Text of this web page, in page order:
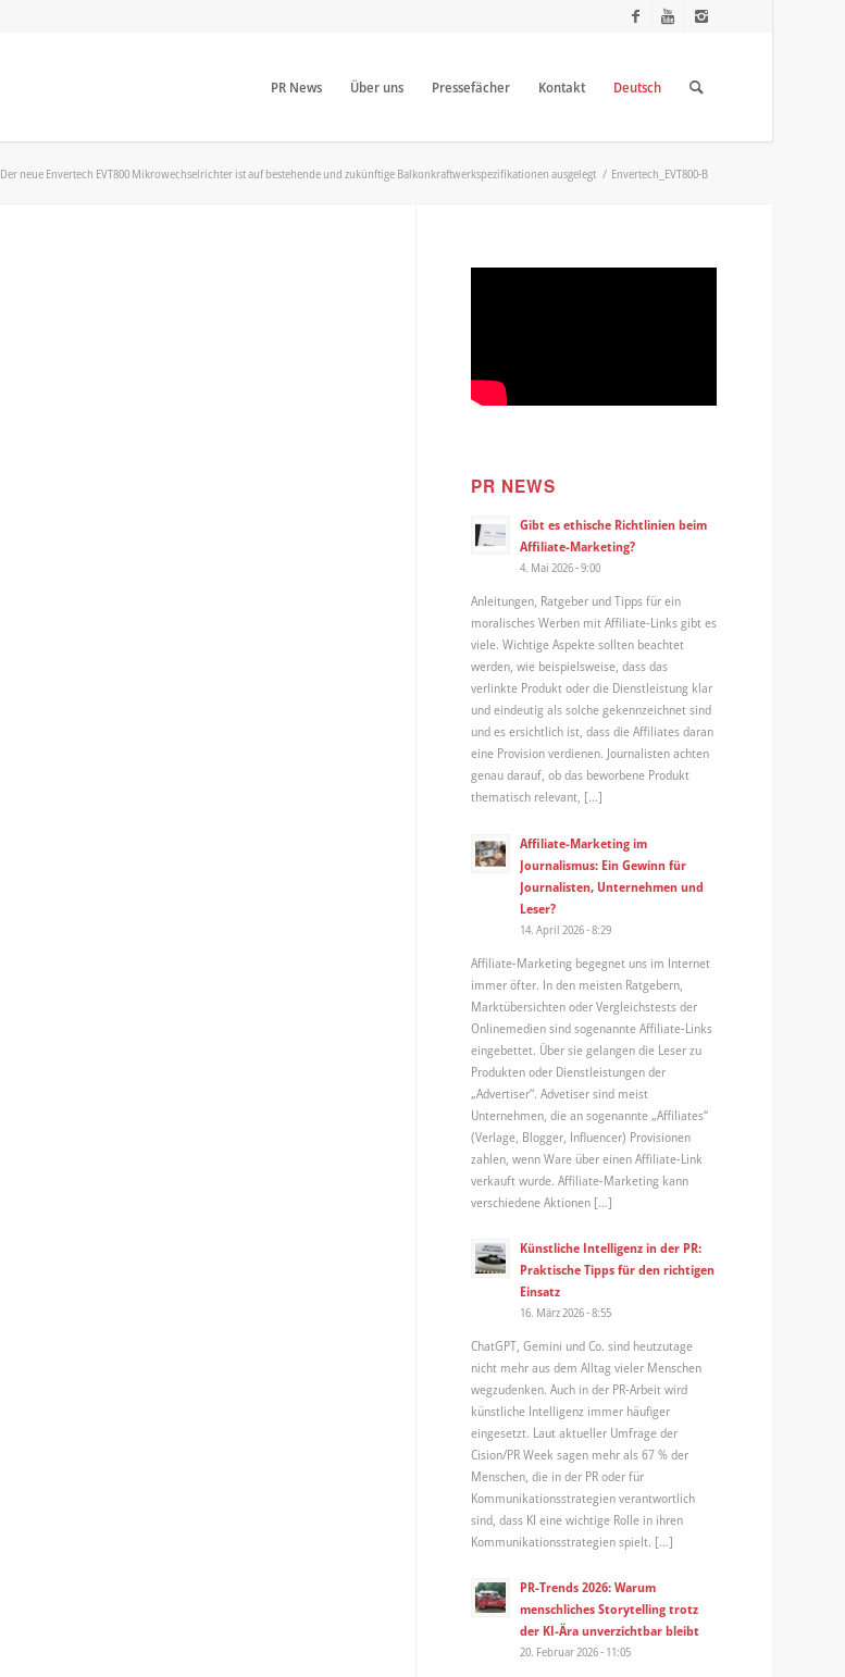
PR News Über uns Pressefächer Kontakt Deutsch
Der neue Envertech EVT800 Mikrowechselrichter ist auf bestehende und zukünftige Balkonkraftwerkspezifikationen ausgelegt / Envertech_EVT800-B
PR NEWS
Gibt es ethische Richtlinien beim
Affiliate-Marketing?
4. Mai 2026 - 9:00
Anleitungen, Ratgeber und Tipps für ein
moralisches Werben mit Affiliate-Links gibt es
viele. Wichtige Aspekte sollten beachtet
werden, wie beispielsweise, dass das
verlinkte Produkt oder die Dienstleistung klar
und eindeutig als solche gekennzeichnet sind
und es ersichtlich ist, dass die Affiliates daran
eine Provision verdienen. Journalisten achten
genau darauf, ob das beworbene Produkt
thematisch relevant, […]
Affiliate-Marketing im
Journalismus: Ein Gewinn für
Journalisten, Unternehmen und
Leser?
14. April 2026 - 8:29
Affiliate-Marketing begegnet uns im Internet
immer öfter. In den meisten Ratgebern,
Marktübersichten oder Vergleichstests der
Onlinemedien sind sogenannte Affiliate-Links
eingebettet. Über sie gelangen die Leser zu
Produkten oder Dienstleistungen der
„Advertiser“. Advetiser sind meist
Unternehmen, die an sogenannte „Affiliates“
(Verlage, Blogger, Influencer) Provisionen
zahlen, wenn Ware über einen Affiliate-Link
verkauft wurde. Affiliate-Marketing kann
verschiedene Aktionen […]
Künstliche Intelligenz in der PR:
Praktische Tipps für den richtigen
Einsatz
16. März 2026 - 8:55
ChatGPT, Gemini und Co. sind heutzutage
nicht mehr aus dem Alltag vieler Menschen
wegzudenken. Auch in der PR-Arbeit wird
künstliche Intelligenz immer häufiger
eingesetzt. Laut aktueller Umfrage der
Cision/PR Week sagen mehr als 67 % der
Menschen, die in der PR oder für
Kommunikationsstrategien verantwortlich
sind, dass KI eine wichtige Rolle in ihren
Kommunikationsstrategien spielt. […]
PR-Trends 2026: Warum
menschliches Storytelling trotz
der KI-Ära unverzichtbar bleibt
20. Februar 2026 - 11:05